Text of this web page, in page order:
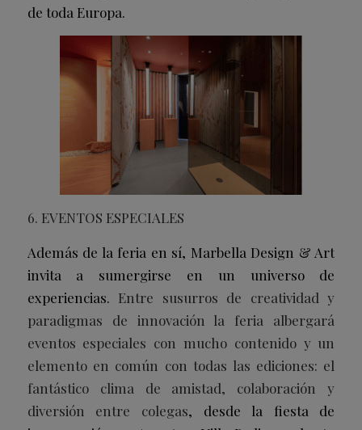
de toda Europa.
6. EVENTOS ESPECIALES
Además de la feria en sí, Marbella Design & Art
invita a sumergirse en un universo de
experiencias. Entre susurros de creatividad y
paradigmas de innovación la feria albergará
eventos especiales con mucho contenido y un
elemento en común con todas las ediciones: el
fantástico clima de amistad, colaboración y
diversión entre colegas, desde la fiesta de